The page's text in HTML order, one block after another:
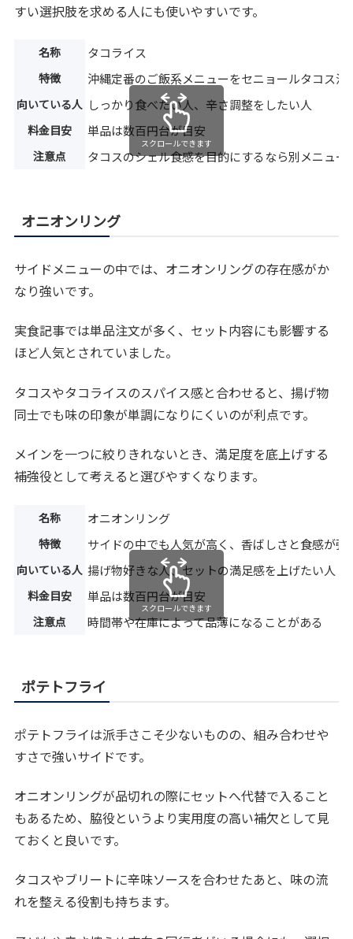
すい選択肢を求める人にも使いやすいです。
名称 タコライス
特徴 沖縄定番のご飯系メニューをセニョールタコス流
向いている人 しっかり食べたい人、辛さ調整をしたい人
料金目安 単品は数百円台が目安
注意点 タコスのシェル食感を目的にするなら別メニュー
スクロールできます
オニオンリング
サイドメニューの中では、オニオンリングの存在感がか
なり強いです。
実食記事では単品注文が多く、セット内容にも影響する
ほど人気とされていました。
タコスやタコライスのスパイス感と合わせると、揚げ物
同士でも味の印象が単調になりにくいのが利点です。
メインを一つに絞りきれないとき、満足度を底上げする
補強役として考えると選びやすくなります。
名称 オニオンリング
特徴 サイドの中でも人気が高く、香ばしさと食感が強
向いている人 揚げ物好きな人、セットの満足感を上げたい人
料金目安 単品は数百円台が目安
注意点 時間帯や在庫によって品薄になることがある
スクロールできます
ポテトフライ
ポテトフライは派手さこそ少ないものの、組み合わせや
すさで強いサイドです。
オニオンリングが品切れの際にセットへ代替で入ること
もあるため、脇役というより実用度の高い補欠として見
ておくと良いです。
タコスやブリートに辛味ソースを合わせたあと、味の流
れを整える役割も持ちます。